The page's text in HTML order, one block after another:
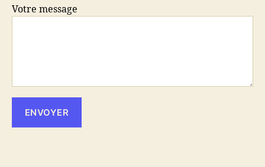
Votre message